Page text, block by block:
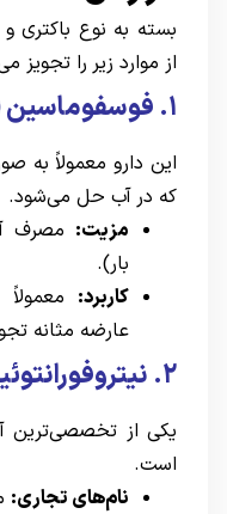
بسته به نوع
از موارد زیر را تجویز
۱. فوسفوماسین (Fosfomycin)
این دارو معمولاً
که در آب حل می‌شود.
مزیت: مصرف
بار).
کاربرد:
عارضه مثانه
۲. نیتروفورانتوئین (Nitrofurantoin)
یکی از تخصصی‌ترین
است.
نام‌های تجاری: